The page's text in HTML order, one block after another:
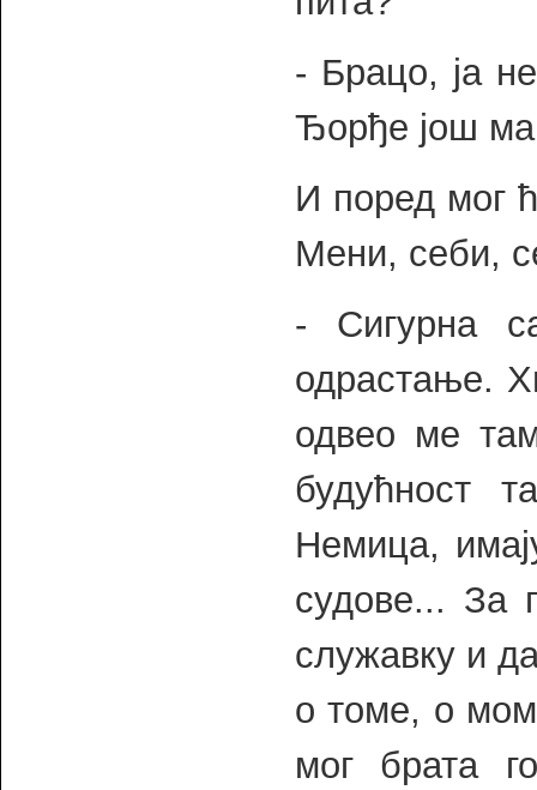
- Брацо, ја
Ђорђе још
И поред мог
Мени, себи,
- Сигурна
одрастање.
одвео ме
будућност
Немица,
судове... За
служавку и
о томе, о
мог брата